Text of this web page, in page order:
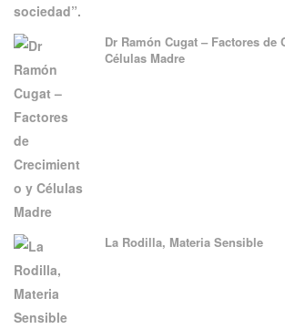
Dr Ramón Cugat – Factores de
Células Madre
La Rodilla, Materia Sensible